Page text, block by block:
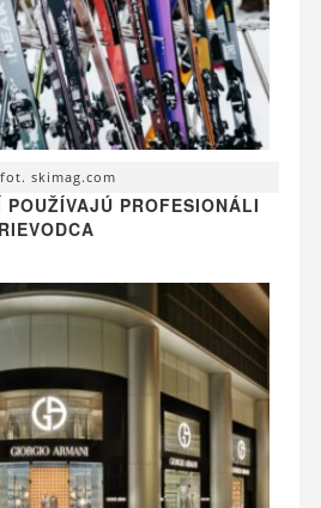
fot. skimag.com
PROFESIONÁLI